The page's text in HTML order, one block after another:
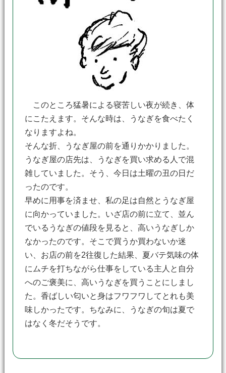
このところ猛暑による寝苦しい夜が続き、体
にこたえます。そんな時は、うなぎを食べたく
なりますよね。
そんな折、うなぎ屋の前を通りかかりました。
うなぎ屋の店先は、うなぎを買い求める人で混
雑していました。そう、今日は土曜の丑の日だ
ったのです。
早めに用事を済ませ、私の足は自然とうなぎ屋
に向かっていました。いざ店の前に立て、並ん
でいるうなぎの値段を見ると、高いうなぎしか
なかったのです。そこで買うか買わないか迷
い、お店の前を2往復した結果、夏バテ気味の体
にムチを打ちながら仕事をしている主人と自分
へのご褒美に、高いうなぎを買うことにしまし
た。香ばしい匂いと身はフワフワしてとれも美
味しかったです。ちなみに、うなぎの旬は夏で
はなく冬だそうです。